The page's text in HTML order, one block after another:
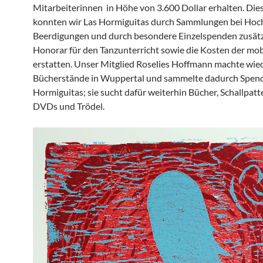
Mitarbeiterinnen in Höhe von 3.600 Dollar erhalten.
konnten wir Las Hormiguitas durch Sammlungen bei
Beerdigungen und durch besondere Einzelspenden
Honorar für den Tanzunterricht sowie die Kosten der
erstatten. Unser Mitglied Roselies Hoffmann machte
Bücherstände in Wuppertal und sammelte dadurch
Hormiguitas; sie sucht dafür weiterhin Bücher,
DVDs und Trödel.